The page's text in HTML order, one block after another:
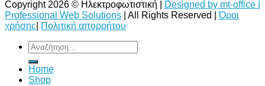
Copyright 2026 © Ηλεκτροφωτιστική |
Designed by mt-office |
Professional Web Solutions | All Rights Reserved |Όροι
χρήσης
Πολιτική απορρήτου
Αναζήτηση
για:
Home
Shop